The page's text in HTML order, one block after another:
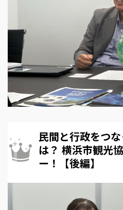
民間と行政をつ
は？ 横浜市観光
ー！【後編】